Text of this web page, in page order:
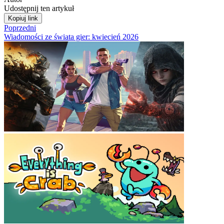
Udostępnij ten artykuł
Kopiuj link
Poprzedni
Wiadomości ze świata gier: kwiecień 2026